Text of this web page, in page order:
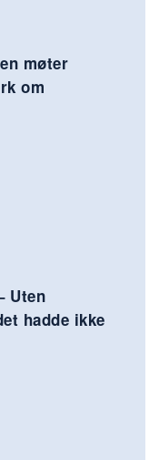
møter
om
Uten
hadde ikke